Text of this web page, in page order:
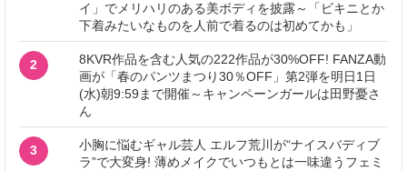
イ」でメリハリのある美ボディを披露～「ビキニとか
下着みたいなものを人前で着るのは初めてかも」
2
8KVR作品を含む人気の222作品が30%OFF! FANZA動
画が「春のパンツまつり30％OFF」第2弾を明日1日
(水)朝9:59まで開催～キャンペーンガールは田野憂さ
ん
3
小胸に悩むギャル芸人 エルフ荒川が“ナイスバディブ
ラ”で大変身! 薄めメイクでいつもとは一味違うフェミ